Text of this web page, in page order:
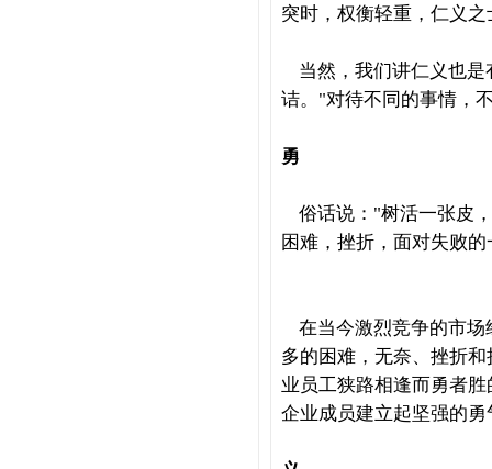
突时，权衡轻重，仁义
当然，我们讲仁义也是
诘。 "对待不同的事情，
勇
俗话说： "树活一张皮
困难，挫折，面对失败
在当今激烈竞争的市
多的困难，无奈、挫折
业员工狭路相逢而勇者
企业成员建立起坚强的